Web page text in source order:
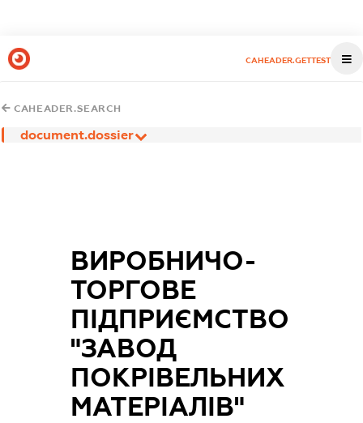
CAHEADER.GETTEST
CAHEADER.SEARCH
document.dossier
ВИРОБНИЧО-
ТОРГОВЕ
ПІДПРИЄМСТВО
"ЗАВОД
ПОКРІВЕЛЬНИХ
МАТЕРІАЛІВ"